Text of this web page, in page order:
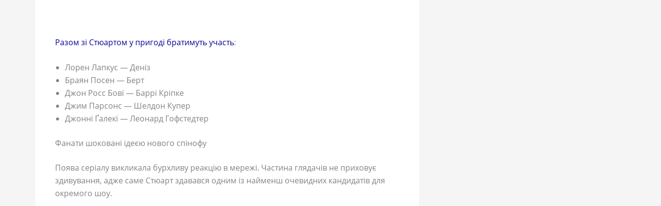
Разом зі Стюартом у пригоді братимуть участь:
Лорен Лапкус — Деніз
Браян Посен — Берт
Джон Росс Бові — Баррі Кріпке
Джим Парсонс — Шелдон Купер
Джонні Ґалекі — Леонард Гофстедтер
Фанати шоковані ідеєю нового спінофу
Поява серіалу викликала бурхливу реакцію в мережі. Частина глядачів не приховує
здивування, адже саме Стюарт здавався одним із найменш очевидних кандидатів для
окремого шоу.